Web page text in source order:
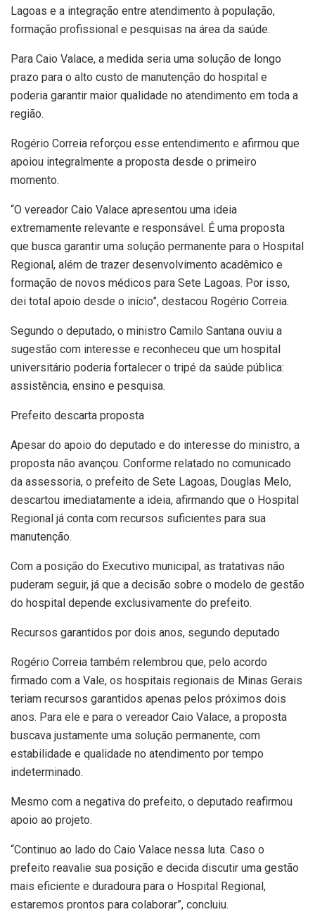
Lagoas e a integração entre atendimento à população,
formação profissional e pesquisas na área da saúde.
Para Caio Valace, a medida seria uma solução de longo
prazo para o alto custo de manutenção do hospital e
poderia garantir maior qualidade no atendimento em toda a
região.
Rogério Correia reforçou esse entendimento e afirmou que
apoiou integralmente a proposta desde o primeiro
momento.
“O vereador Caio Valace apresentou uma ideia
extremamente relevante e responsável. É uma proposta
que busca garantir uma solução permanente para o Hospital
Regional, além de trazer desenvolvimento acadêmico e
formação de novos médicos para Sete Lagoas. Por isso,
dei total apoio desde o início”, destacou Rogério Correia.
Segundo o deputado, o ministro Camilo Santana ouviu a
sugestão com interesse e reconheceu que um hospital
universitário poderia fortalecer o tripé da saúde pública:
assistência, ensino e pesquisa.
Prefeito descarta proposta
Apesar do apoio do deputado e do interesse do ministro, a
proposta não avançou. Conforme relatado no comunicado
da assessoria, o prefeito de Sete Lagoas, Douglas Melo,
descartou imediatamente a ideia, afirmando que o Hospital
Regional já conta com recursos suficientes para sua
manutenção.
Com a posição do Executivo municipal, as tratativas não
puderam seguir, já que a decisão sobre o modelo de gestão
do hospital depende exclusivamente do prefeito.
Recursos garantidos por dois anos, segundo deputado
Rogério Correia também relembrou que, pelo acordo
firmado com a Vale, os hospitais regionais de Minas Gerais
teriam recursos garantidos apenas pelos próximos dois
anos. Para ele e para o vereador Caio Valace, a proposta
buscava justamente uma solução permanente, com
estabilidade e qualidade no atendimento por tempo
indeterminado.
Mesmo com a negativa do prefeito, o deputado reafirmou
apoio ao projeto.
“Continuo ao lado do Caio Valace nessa luta. Caso o
prefeito reavalie sua posição e decida discutir uma gestão
mais eficiente e duradoura para o Hospital Regional,
estaremos prontos para colaborar”, concluiu.